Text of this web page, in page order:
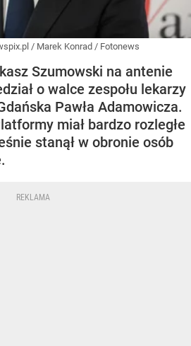
/ Marek Konrad / Fotonews
Szumowski na antenie
o walce zespołu lekarzy
Pawła Adamowicza.
miał bardzo rozległe
stanął w obronie osób